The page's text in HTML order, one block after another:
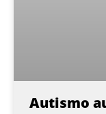
Autismo